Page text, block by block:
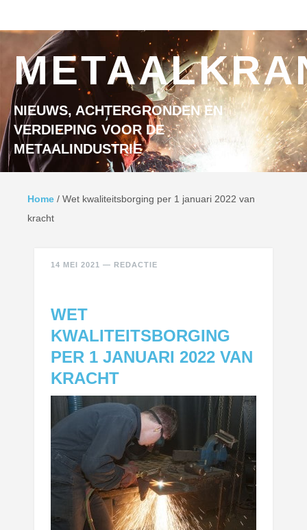
NIEUWS, ACHTERGRONDEN EN
VERDIEPING VOOR DE
METAALINDUSTRIE
Home / Wet kwaliteitsborging per 1 januari 2022 van
kracht
14 MEI 2021 — REDACTIE
WET
KWALITEITSBORGING
PER 1 JANUARI 2022 VAN
KRACHT